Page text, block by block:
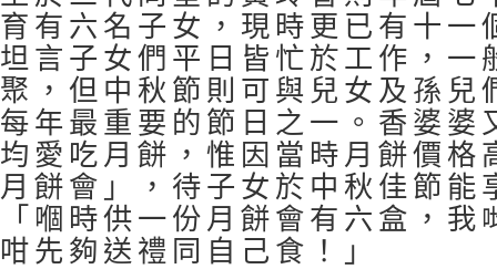
育有六名子女，現時更已有十一
坦言子女們平日皆忙於工作，一
聚，但中秋節則可與兒女及孫兒
每年最重要的節日之一。香婆婆
均愛吃月餅，惟因當時月餅價格
月餅會」，待子女於中秋佳節能
「嗰時供一份月餅會有六盒，
咁先夠送禮同自己食！」